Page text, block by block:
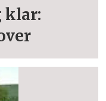
klar: